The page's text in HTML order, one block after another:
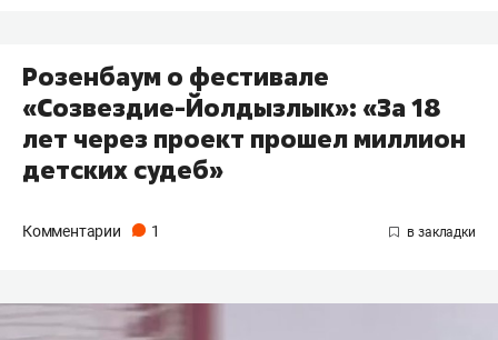
Розенбаум о фестивале
«Созвездие-Йолдызлык»: «За 18
лет через проект прошел миллион
детских судеб»
Комментарии 1